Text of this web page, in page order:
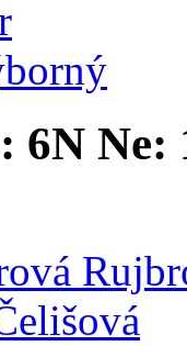
6N Ne: